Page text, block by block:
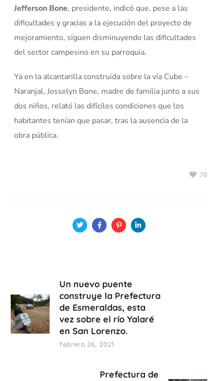
Jefferson Bone, presidente, indicó que, pese a las
dificultades y gracias a la ejecución del proyecto de
mejoramiento, siguen disminuyendo las dificultades
del sector campesino en su parroquia.
Ya en la alcantarilla construida sobre la vía Cube –
Naranjal, Josselyn Bone, madre de familia junto a sus
dos niños, relató las difíciles condiciones que los
habitantes tenían que pasar, tras la ausencia de la
obra pública.
76
Un nuevo puente
construye la Prefectura
de Esmeraldas, esta
vez sobre el río Yalaré
en San Lorenzo.
febrero 26, 2021
Prefectura de